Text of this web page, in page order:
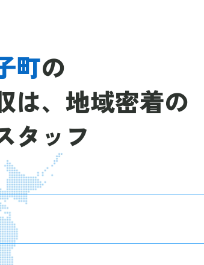
町の
、 地域密着の
タッフ